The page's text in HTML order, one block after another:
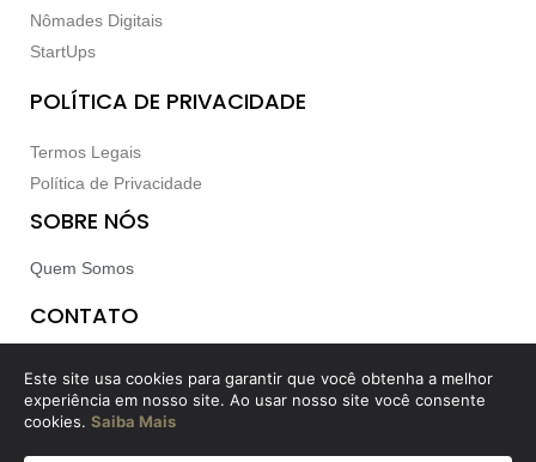
Nômades Digitais
StartUps
POLÍTICA DE PRIVACIDADE
Termos Legais
Política de Privacidade
SOBRE NÓS
Quem Somos
CONTATO
Este site usa cookies para garantir que você obtenha a melhor
experiência em nosso site. Ao usar nosso site você consente
cookies. Saiba Mais